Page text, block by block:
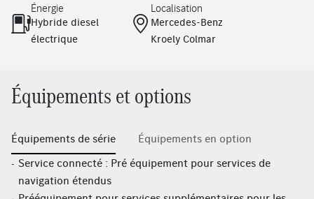
Énergie
Hybride diesel
électrique
Localisation
Mercedes-Benz
Kroely Colmar
Équipements et options
Équipements de série
Équipements en option
Service connecté : Pré équipement pour services de
navigation étendus